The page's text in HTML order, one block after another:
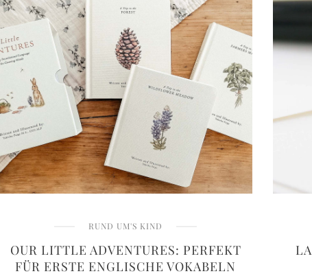
RUND UM'S KIND
OUR LITTLE ADVENTURES: PERFEKT
FÜR ERSTE ENGLISCHE VOKABELN